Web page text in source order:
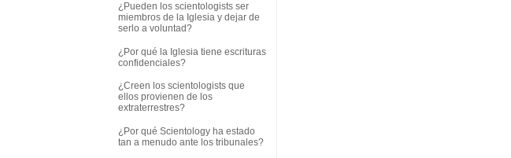
¿Pueden los scientologists ser
miembros de la Iglesia y dejar de
serlo a voluntad?
¿Por qué la Iglesia tiene escrituras
confidenciales?
¿Creen los scientologists que
ellos provienen de los
extraterrestres?
¿Por qué Scientology ha estado
tan a menudo ante los tribunales?